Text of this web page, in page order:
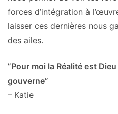
forces d’intégration à
laisser ces dernières nous
des ailes.
”Pour moi la Réalité est
gouverne”
– Katie